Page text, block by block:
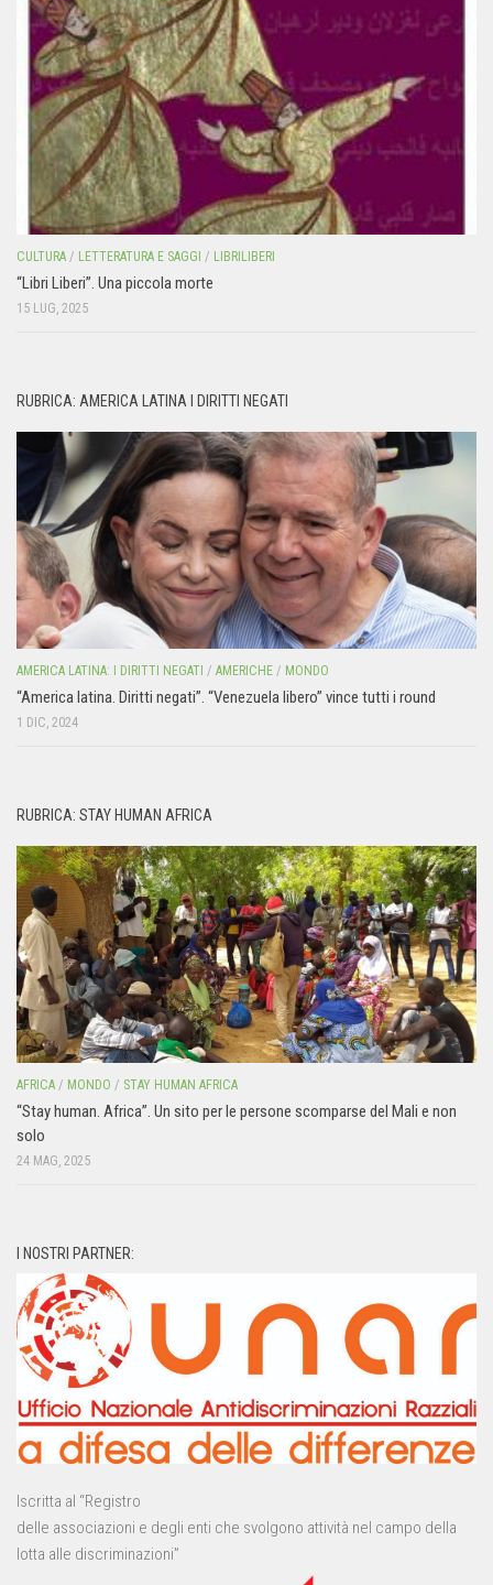
CULTURA / LETTERATURA E SAGGI / LIBRILIBERI
“Libri Liberi”. Una piccola morte
15 LUG, 2025
RUBRICA: AMERICA LATINA I DIRITTI NEGATI
AMERICA LATINA: I DIRITTI NEGATI / AMERICHE / MONDO
“America latina. Diritti negati”. “Venezuela libero” vince tutti i round
1 DIC, 2024
RUBRICA: STAY HUMAN AFRICA
AFRICA / MONDO / STAY HUMAN AFRICA
“Stay human. Africa”. Un sito per le persone scomparse del Mali e non
solo
24 MAG, 2025
I NOSTRI PARTNER:
Iscritta al “Registro
delle associazioni e degli enti che svolgono attività nel campo della
lotta alle discriminazioni”